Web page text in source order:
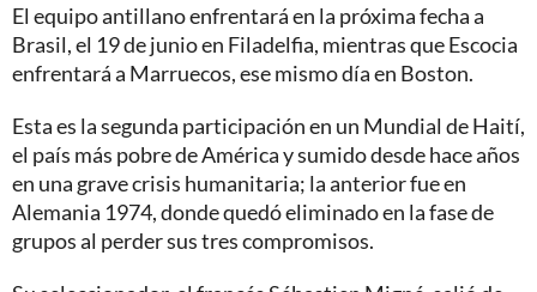
El equipo antillano enfrentará en la próxima fecha a
Brasil, el 19 de junio en Filadelfia, mientras que Escocia
enfrentará a Marruecos, ese mismo día en Boston.
Esta es la segunda participación en un Mundial de Haití,
el país más pobre de América y sumido desde hace años
en una grave crisis humanitaria; la anterior fue en
Alemania 1974, donde quedó eliminado en la fase de
grupos al perder sus tres compromisos.